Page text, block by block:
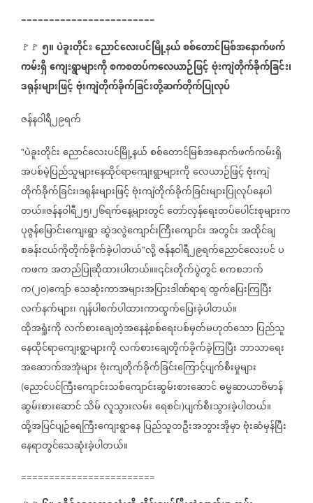
========================
🚩🚩 ၅။ပဲခူးတိုင်းညောင်လေးပင်မြို့နယ်စစ်တောင်မြစ်အနောက်ဖက်
ကမ်းရှိကျေးရွာများကိုစကစတပ်ကလေယာဉ်ဖြင့်ဗုံးကျဲတိုက်ခိုက်ခြင်း၊
ဒရုန်းများဖြင့်ဗုံးကျဲတိုက်ခိုက်ခြင်းတို့ဆက်တိုက်ပြုလုပ်
ဇန်နဝါရီ၂၉ရက်
"ပဲခူးတိုင်းညောင်လေးပင်မြို့နယ်စစ်တောင်မြစ်အနောက်ဖက်ကမ်းရှိ
အပစ်မဲ့ပြည်သူများနေထိုင်ရာကျေးရွာများကိုလေယာဉ်ဖြင့်ဗုံးကျဲ
တိုက်ခိုက်ခြင်း၊ဒရုန်းများဖြင့်ဗုံးကျဲတိုက်ခိုက်ခြင်းများပြုလုပ်နေပါ
တယ်။ဇန်နဝါရီ၂၅၊၂၆ရက်နေ့များတွင်တော်လှန်ရေးတပ်ပေါင်းစုများက
ပုဇွန်မြောင်းကျေးရွာဆွဲဒလွဲကျောင်းကြီးကျောင်းအတွင်းအထိုင်ချ
စခန်းငယ်ကိုတိုက်ခိုက်ခဲ့ပါတယ်"လို့ဇန်နဝါရီ၂၉ရက်ညောင်လေးပင်ပ
ကဖကအတည်ပြုဆိုထားပါတယ်။။၎င်းတိုက်ပွဲတွင်စကစဘက်
က(၂၀)ကျော်သေဆုံးကာအများအပြားဒါဏ်ရာရထွက်ပြေးကြပြီး
လက်နက်များ၊ဂျန်ပါစက်ပါထားကာထွက်ပြေးခဲ့ပါတယ်။
ထိုအရှုံးကိုလက်စားချေတဲ့အနေနဲ့စစ်ရေးပစ်မှတ်မဟုတ်သောပြည်သူ
နေထိုင်ရာကျေးရွာများကိုလက်စားချေတိုက်ခိုက်ခဲ့ကြပြီး ဘာသာရေး
အဆောက်အအုံများဗုံးကျတိုက်ခိုက်ခြင်းကြောင့်ပျက်စီးမှုများ
(ညောင်ပင်ကြီးကျောင်းသစ်ကျောင်းဆွမ်းစားဆောင်ဓမ္မဆာယာဗိမာန်
ဆွမ်းစားဆောင်သိမ်လူသွားလမ်းရေစင်၊)ပျက်စီးသွားခဲ့ပါတယ်။
ထို့အပြင်ပျဉ်ရေကြီးကျေးရွာနေပြည်သူတဦးအဘွားအိုမှာဗုံးဆံမှန်ပြီး
နေရာတွင်သေဆုံးခဲ့ပါတယ်။
========================